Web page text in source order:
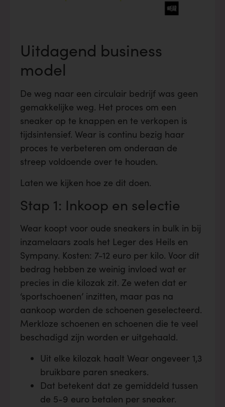
Uitdagend business
model
De weg naar een circulair bedrijf was geen
gemakkelijke weg. Het proces om een
sneaker op te knappen en te verkopen is
tijdsintensief. Wear is continu bezig haar
proces te verbeteren om onderaan de
streep voldoende over te houden.
Laten we kijken hoe ze dit doen.
Stap 1: Inkoop en selectie
Wear koopt voor oude sneakers in bulk in bij
inzamelaars zoals het Leger des Heils en
Sympany. Kosten: 7-12 euro per kilo. Voor dit
bedrag hebben ze weinig invloed wat er
precies in die kilozak zit. Ze weten dat er
‘sportschoenen’ inzitten, maar pas na
aankoop worden de schoenen geselecteerd.
Merkloze schoenen en schoenen die te veel
beschadigd zijn worden er uitgehaald.
Uit elke kilozak haalt Wear ongeveer 1,3
bruikbare paren sneakers.
Dat betekent dat ze gemiddeld tussen
de 5-9 euro betalen per sneaker.